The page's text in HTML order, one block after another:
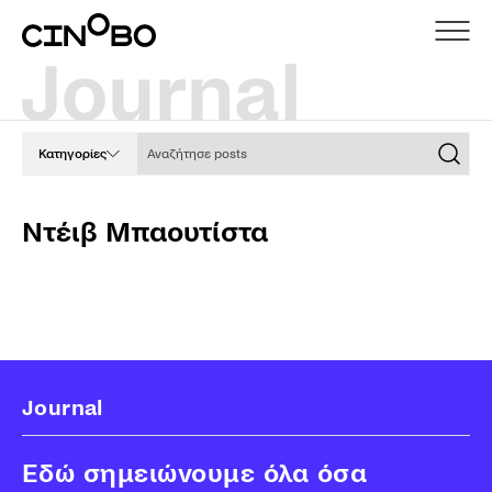
Κατηγορίες
Ντέιβ Μπαουτίστα
Journal
Εδώ σημειώνουμε όλα όσα